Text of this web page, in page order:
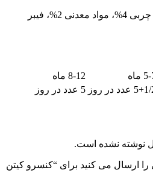
پروتئین 14%، چربی 4%، مواد معدنی 2%، فیبر
ماه
8-12 ماه
2 عدد در روز 5 عدد در روز
نوشته نشده است.
را ارسال می کنید برای “کنسرو کیتن